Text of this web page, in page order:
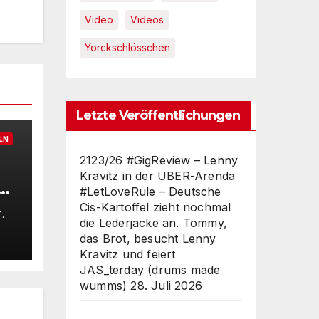
Video Videos
Yorckschlösschen
Letzte Veröffentlichungen
2123/26 #GigReview – Lenny
Kravitz in der UBER-Arenda
#LetLoveRule – Deutsche
Cis-Kartoffel zieht nochmal
die Lederjacke an. Tommy,
das Brot, besucht Lenny
Kravitz und feiert
JAS_terday (drums made
wumms) 28. Juli 2026